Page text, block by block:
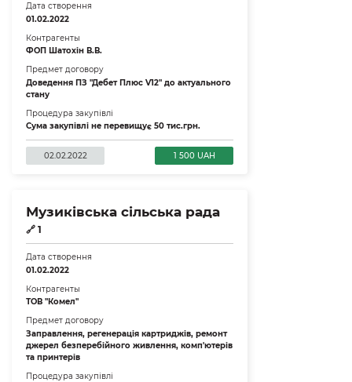
Дата створення
01.02.2022
Контрагенты
ФОП Шатохін В.В.
Предмет договору
Доведення ПЗ "Дебет Плюс V12" до актуального
стану
Процедура закупівлі
Сума закупівлі не перевищує 50 тис.грн.
02.02.2022 1 500 UAH
Музиківська сільська рада
🔗 1
Дата створення
01.02.2022
Контрагенты
ТОВ "Комел"
Предмет договору
Заправлення, регенерація картриджів, ремонт
джерел безперебійного живлення, комп'ютерів
та принтерів
Процедура закупівлі